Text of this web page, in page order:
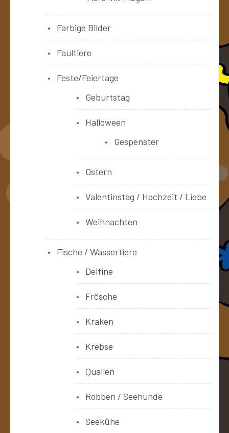
Farbige Bilder
Faultiere
Feste/Feiertage
Geburtstag
Halloween
Gespenster
Ostern
Valentinstag / Hochzeit / Liebe
Weihnachten
Fische / Wassertiere
Delfine
Frösche
Kraken
Krebse
Quallen
Robben / Seehunde
Seekühe